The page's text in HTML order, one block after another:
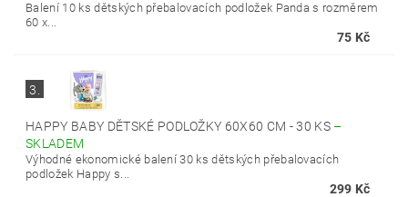
Balení 10 ks dětských přebalovacích podložek Panda s rozměrem
60 x...
75 Kč
3.
HAPPY BABY DĚTSKÉ PODLOŽKY 60X60 CM - 30 KS –
SKLADEM
Výhodné ekonomické balení 30 ks dětských přebalovacích
podložek Happy s...
299 Kč